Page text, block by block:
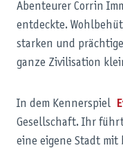
Abenteurer Corrin
entdeckte.
starken und
ganze Zivilisation
In dem Kennerspiel
Gesellschaft. Ihr
eine eigene Stadt mit